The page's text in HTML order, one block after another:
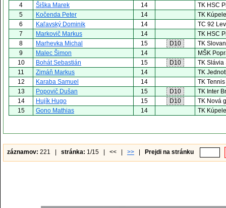
4
Šiška Marek 14
TK HSC
5
Kočenda Peter 14
TK
6
Kaľavský Dominik 14
TC 92
7
Markovič Markus 14
TK HSC
8
Marhevka Michal 15 D10
TK
9
Malec Šimon 14
MŠK
10
Bohát Sebastián 15 D10
TK Slávia
11
Zimáň Markus 14
TK
12
Karaba Samuel 14
TK
13
Popovič Dušan 15 D10
TK Inter
14
Hujík Hugo 15 D10
TK Nová
15
Gono Mathias 14 TK
záznamov: 221 | stránka: 1/15 | << | >> Prejdi na stránku